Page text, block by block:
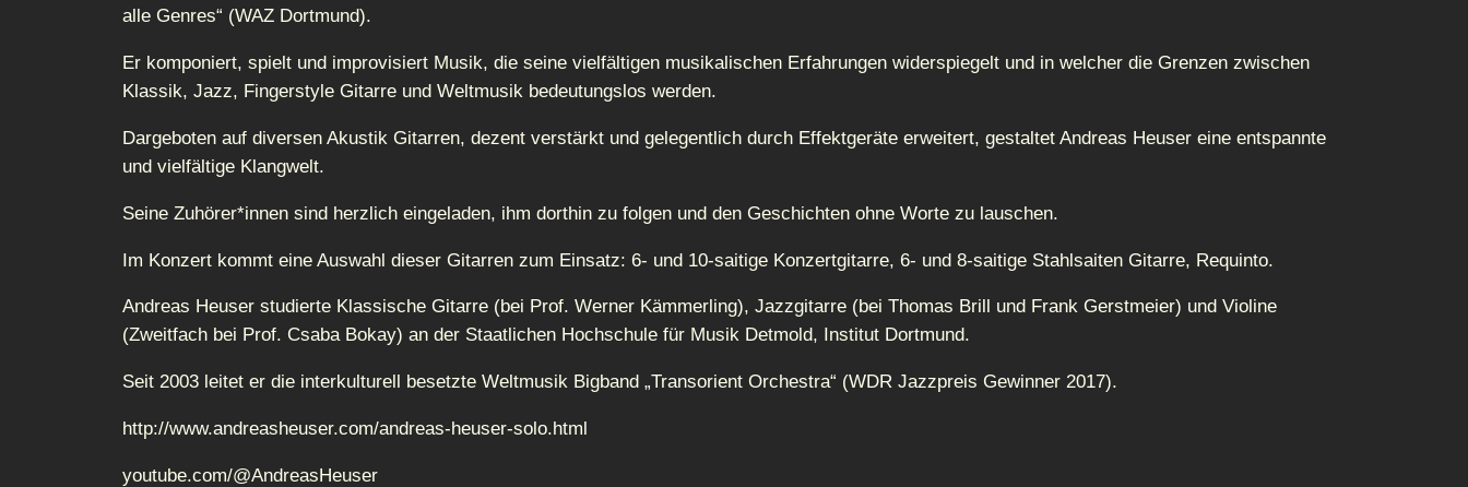
alle Genres“ (WAZ Dortmund).
Er komponiert, spielt und improvisiert Musik, die seine vielfältigen musikalischen Erfahrungen widerspiegelt und in welcher die Grenzen zwischen
Klassik, Jazz, Fingerstyle Gitarre und Weltmusik bedeutungslos werden.
Dargeboten auf diversen Akustik Gitarren, dezent verstärkt und gelegentlich durch Effektgeräte erweitert, gestaltet Andreas Heuser eine entspannte
und vielfältige Klangwelt.
Seine Zuhörer*innen sind herzlich eingeladen, ihm dorthin zu folgen und den Geschichten ohne Worte zu lauschen.
Im Konzert kommt eine Auswahl dieser Gitarren zum Einsatz: 6- und 10-saitige Konzertgitarre, 6- und 8-saitige Stahlsaiten Gitarre, Requinto.
Andreas Heuser studierte Klassische Gitarre (bei Prof. Werner Kämmerling), Jazzgitarre (bei Thomas Brill und Frank Gerstmeier) und Violine
(Zweitfach bei Prof. Csaba Bokay) an der Staatlichen Hochschule für Musik Detmold, Institut Dortmund.
Seit 2003 leitet er die interkulturell besetzte Weltmusik Bigband „Transorient Orchestra“ (WDR Jazzpreis Gewinner 2017).
http://www.andreasheuser.com/andreas-heuser-solo.html
youtube.com/@AndreasHeuser